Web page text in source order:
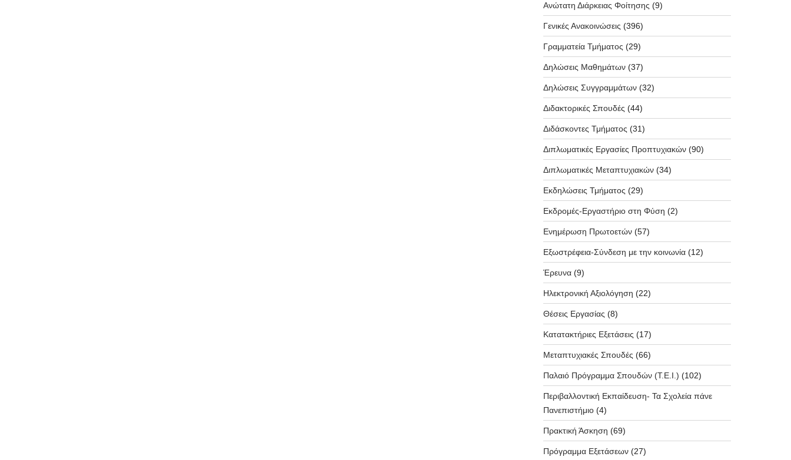
Ανώτατη Διάρκειας Φοίτησης (9)
Γενικές Ανακοινώσεις (396)
Γραμματεία Τμήματος (29)
Δηλώσεις Μαθημάτων(37)
Δηλώσεις Συγγραμμάτων(32)
Διδακτορικές Σπουδές (44)
Διδάσκοντες Τμήματος (31)
Διπλωματικές Εργασίες Προπτυχιακών(90)
Διπλωματικές Μεταπτυχιακών(34)
Εκδηλώσεις Τμήματος (29)
Εκδρομές-Εργαστήριο στη Φύση (2)
Ενημέρωση Πρωτοετών(57)
Εξωστρέφεια-Σύνδεση με την κοινωνία(12)
Έρευνα(9)
Ηλεκτρονική Αξιολόγηση (22)
Θέσεις Εργασίας (8)
Κατατακτήριες Εξετάσεις (17)
Μεταπτυχιακές Σπουδές (66)
Παλαιό Πρόγραμμα Σπουδών (T.E.I.) (102)
Περιβαλλοντική Εκπαίδευση- Τα Σχολεία πάνε
Πανεπιστήμιο(4)
Πρακτική Άσκηση (69)
Πρόγραμμα Εξετάσεων(27)